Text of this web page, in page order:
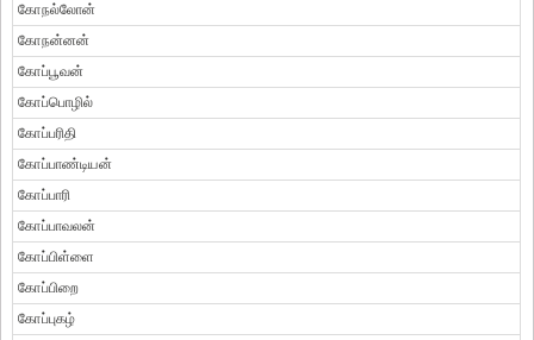
கோநல்லோன்
கோநன்னன்
கோப்பூவன்
கோப்பொழில்
கோப்பரிதி
கோப்பாண்டியன்
கோப்பாரி
கோப்பாவலன்
கோப்பிள்ளை
கோப்பிறை
கோப்புகழ்